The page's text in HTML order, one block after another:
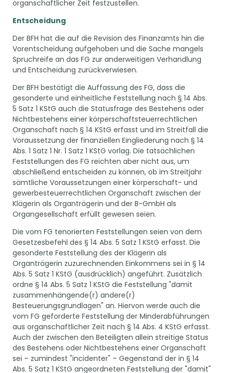
organschaftlicher Zeit festzustellen.
Entscheidung
Der BFH hat die auf die Revision des Finanzamts hin die
Vorentscheidung aufgehoben und die Sache mangels
Spruchreife an das FG zur anderweitigen Verhandlung
und Entscheidung zurückverwiesen.
Der BFH bestätigt die Auffassung des FG, dass die
gesonderte und einheitliche Feststellung nach § 14 Abs.
5 Satz 1 KStG auch die Statusfrage des Bestehens oder
Nichtbestehens einer körperschaftsteuerrechtlichen
Organschaft nach § 14 KStG erfasst und im Streitfall die
Voraussetzung der finanziellen Eingliederung nach § 14
Abs. 1 Satz 1 Nr. 1 Satz 1 KStG vorlag. Die tatsächlichen
Feststellungen des FG reichten aber nicht aus, um
abschließend entscheiden zu können, ob im Streitjahr
sämtliche Voraussetzungen einer körperschaft- und
gewerbesteuerrechtlichen Organschaft zwischen der
Klägerin als Organträgerin und der B-GmbH als
Organgesellschaft erfüllt gewesen seien.
Die vom FG tenorierten Feststellungen seien von dem
Gesetzesbefehl des § 14 Abs. 5 Satz 1 KStG erfasst. Die
gesonderte Feststellung des der Klägerin als
Organträgerin zuzurechnenden Einkommens sei in § 14
Abs. 5 Satz 1 KStG (ausdrücklich) angeführt. Zusätzlich
ordne § 14 Abs. 5 Satz 1 KStG die Feststellung "damit
zusammenhängende(r) andere(r)
Besteuerungsgrundlagen" an. Hiervon werde auch die
vom FG geforderte Feststellung der Minderabführungen
aus organschaftlicher Zeit nach § 14 Abs. 4 KStG erfasst.
Auch der zwischen den Beteiligten allein streitige Status
des Bestehens oder Nichtbestehens einer Organschaft
sei – zumindest "incidenter" – Gegenstand der in § 14
Abs. 5 Satz 1 KStG angeordneten Feststellung der "damit"